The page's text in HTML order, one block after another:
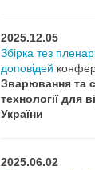
2025.12.05
Збірка тез
доповідей
Зварювання та
технології для
України
2025.06.02